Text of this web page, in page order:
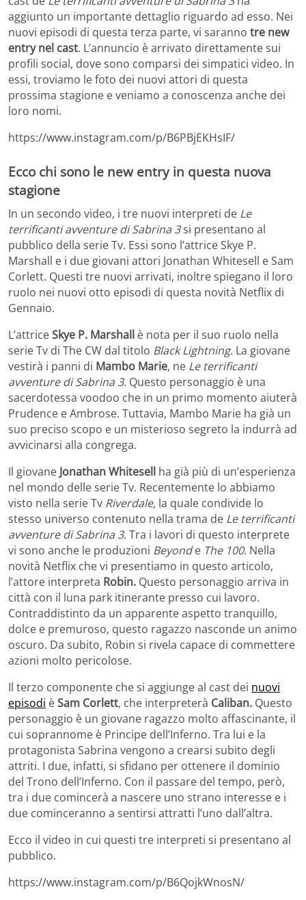
aggiunto un importante dettaglio riguardo ad esso. Nei
nuovi episodi di questa terza parte, vi saranno tre new
entry nel cast. L’annuncio è arrivato direttamente sui
profili social, dove sono comparsi dei simpatici video. In
essi, troviamo le foto dei nuovi attori di questa
prossima stagione e veniamo a conoscenza anche dei
loro nomi.
https://www.instagram.com/p/B6PBjEKHsIF/
Ecco chi sono le new entry in questa nuova
stagione
In un secondo video, i tre nuovi interpreti de Le
terrificanti avventure di Sabrina 3si presentano al
pubblico della serie Tv. Essi sono l’attrice Skye P.
Marshall e i due giovani attori Jonathan Whitesell e Sam
Corlett. Questi tre nuovi arrivati, inoltre spiegano il loro
ruolo nei nuovi otto episodi di questa novità Netflix di
Gennaio.
L’attriceSkye P. Marshall è nota per il suo ruolo nella
serie Tv di The CW dal titolo Black Lightning. La giovane
vestirà i panni di Mambo Marie, ne Le terrificanti
avventure di Sabrina 3. Questo personaggio è una
sacerdotessa voodoo che in un primo momento aiuterà
Prudence e Ambrose. Tuttavia, Mambo Marie ha già un
suo preciso scopo e un misterioso segreto la indurrà ad
avvicinarsi alla congrega.
Il giovane Jonathan Whitesell ha già più di un’esperienza
nel mondo delle serie Tv. Recentemente lo abbiamo
visto nella serie Tv Riverdale, la quale condivide lo
stesso universo contenuto nella trama de Le terrificanti
avventure di Sabrina 3. Tra i lavori di questo interprete
vi sono anche le produzioni Beyonde The 100. Nella
novità Netflix che vi presentiamo in questo articolo,
l’attore interpreta Robin. Questo personaggio arriva in
città con il luna park itinerante presso cui lavoro.
Contraddistinto da un apparente aspetto tranquillo,
dolce e premuroso, questo ragazzo nasconde un animo
oscuro. Da subito, Robin si rivela capace di commettere
azioni molto pericolose.
Il terzo componente che si aggiunge al cast dei nuovi
episodi èSam Corlett, che interpreterà Caliban. Questo
personaggio è un giovane ragazzo molto affascinante, il
cui soprannome è Principe dell’Inferno. Tra lui e la
protagonista Sabrina vengono a crearsi subito degli
attriti. I due, infatti, si sfidano per ottenere il dominio
del Trono dell’Inferno. Con il passare del tempo, però,
tra i due comincerà a nascere uno strano interesse e i
due cominceranno a sentirsi attratti l’uno dall’altra.
Ecco il video in cui questi tre interpreti si presentano al
pubblico.
https://www.instagram.com/p/B6QojkWnosN/